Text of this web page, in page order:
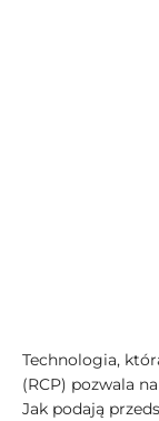
Technologia,
(RCP) pozwala
Jak podają